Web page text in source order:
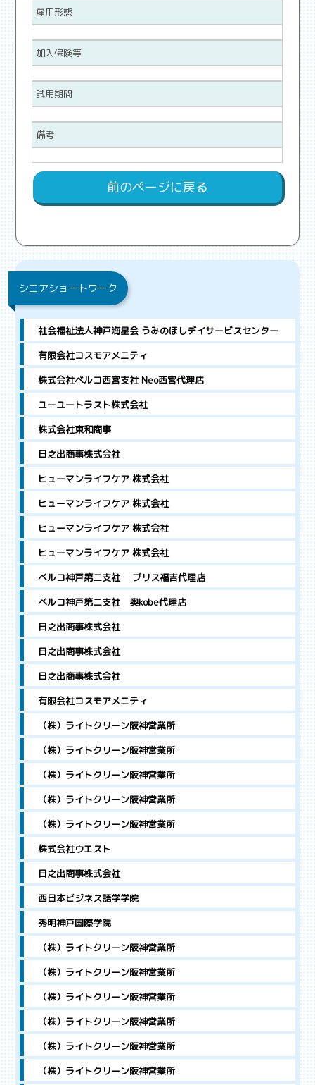
雇用形態
加入保険等
試用期間
備考
前のページに戻る
シニアショートワーク
社会福祉法人神戸海星会 うみのほしデイサービスセンター
有限会社コスモアメニティ
株式会社ベルコ西宮支社 Neo西宮代理店
ユーユートラスト株式会社
株式会社東和商事
日之出商事株式会社
ヒューマンライフケア 株式会社
ヒューマンライフケア 株式会社
ヒューマンライフケア 株式会社
ヒューマンライフケア 株式会社
ベルコ神戸第二支社 ブリス福吉代理店
ベルコ神戸第二支社 奥kobe代理店
日之出商事株式会社
日之出商事株式会社
日之出商事株式会社
有限会社コスモアメニティ
（株）ライトクリーン阪神営業所
（株）ライトクリーン阪神営業所
（株）ライトクリーン阪神営業所
（株）ライトクリーン阪神営業所
（株）ライトクリーン阪神営業所
株式会社ウエスト
日之出商事株式会社
西日本ビジネス語学学院
秀明神戸国際学院
（株）ライトクリーン阪神営業所
（株）ライトクリーン阪神営業所
（株）ライトクリーン阪神営業所
（株）ライトクリーン阪神営業所
（株）ライトクリーン阪神営業所
（株）ライトクリーン阪神営業所